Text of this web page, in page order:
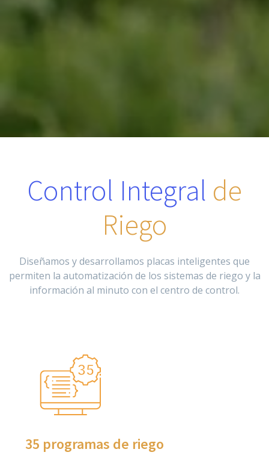
Control Integral de
Riego
Diseñamos y desarrollamos placas inteligentes que
permiten la automatización de los sistemas de riego y la
información al minuto con el centro de control.
35 programas de riego